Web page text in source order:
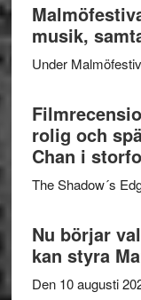
musik,
Under
rolig och
Chan i
The Shadow´s
Nu börjar
kan styra
Den 10 augusti